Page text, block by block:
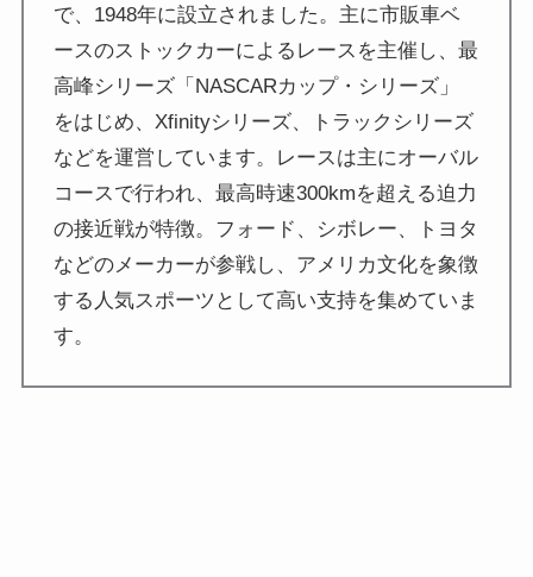
で、1948年に設立されました。主に市販車ベ
ースのストックカーによるレースを主催し、最
高峰シリーズ「NASCARカップ・シリーズ」
をはじめ、Xfinityシリーズ、トラックシリーズ
などを運営しています。レースは主にオーバル
コースで行われ、最高時速300kmを超える迫力
の接近戦が特徴。フォード、シボレー、トヨタ
などのメーカーが参戦し、アメリカ文化を象徴
する人気スポーツとして高い支持を集めていま
す。